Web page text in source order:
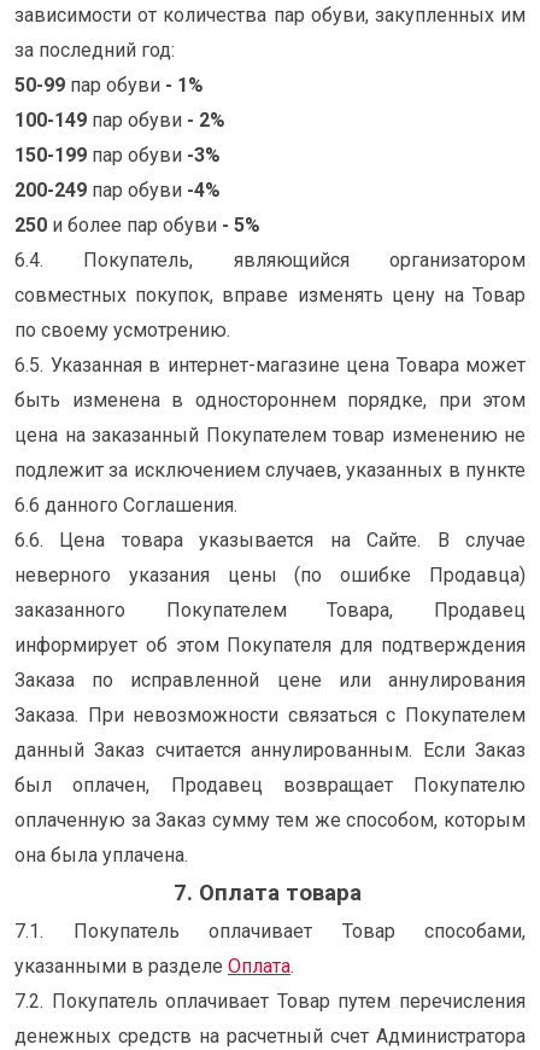
зависимости от количества пар обуви, закупленных им
за последний год:
50-99 пар обуви - 1%
100-149 пар обуви - 2%
150-199 пар обуви -3%
200-249 пар обуви -4%
250 и более пар обуви - 5%
6.4. Покупатель, являющийся организатором
совместных покупок, вправе изменять цену на Товар
по своему усмотрению.
6.5. Указанная в интернет-магазине цена Товара может
быть изменена в одностороннем порядке, при этом
цена на заказанный Покупателем товар изменению не
подлежит за исключением случаев, указанных в пункте
6.6 данного Соглашения.
6.6. Цена товара указывается на Сайте. В случае
неверного указания цены (по ошибке Продавца)
заказанного Покупателем Товара, Продавец
информирует об этом Покупателя для подтверждения
Заказа по исправленной цене или аннулирования
Заказа. При невозможности связаться с Покупателем
данный Заказ считается аннулированным. Если Заказ
был оплачен, Продавец возвращает Покупателю
оплаченную за Заказ сумму тем же способом, которым
она была уплачена.
7. Оплата товара
7.1. Покупатель оплачивает Товар способами,
указанными в разделе Оплата.
7.2. Покупатель оплачивает Товар путем перечисления
денежных средств на расчетный счет Администратора